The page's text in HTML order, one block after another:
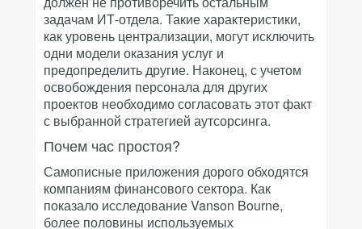
задачам ИТ-отдела. Такие характеристики,
как уровень централизации, могут исключить
одни модели оказания услуг и
предопределить другие. Наконец, с учетом
освобождения персонала для других
проектов необходимо согласовать этот факт
с выбранной стратегией аутсорсинга.
Почем час простоя?
Самописные приложения дорого обходятся
компаниям финансового сектора. Как
показало исследование Vanson Bourne,
более половины используемых